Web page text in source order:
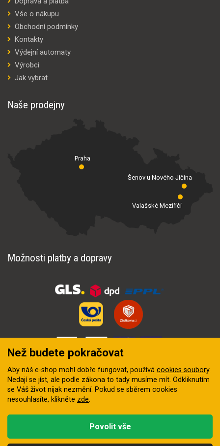
Vše o nákupu
Obchodní podmínky
Kontakty
Výdejní automaty
Výrobci
Jak vybrat
Naše prodejny
Praha
Valašské Meziříčí
Šenov u Nového Jičína
Možnosti platby a dopravy
digitální agentura FEO
Než budete pokračovat
Aby náš e-shop mohl dobře fungovat, používá cookies soubory.
Nedají se jíst, ale podle zákona to tady musíme mít. Odkliknutím
se Váš život nijak nezmění. Pokud se sběrem cookies
nesouhlasíte, klikněte zde.
Povolit vše